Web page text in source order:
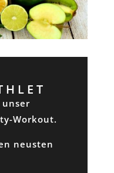
unser
Workout.
neusten